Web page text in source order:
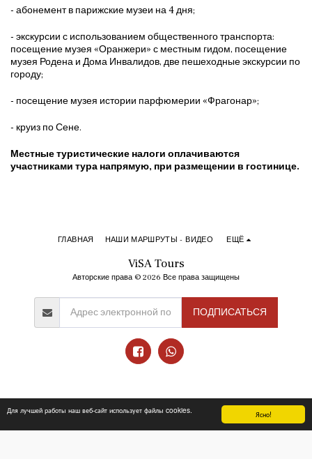
Ясно!
Для лучшей работы наш веб-сайт использует файлы cookies.
- абонемент в парижские музеи на 4 дня;
- экскурсии с использованием общественного транспорта:
посещение музея «Оранжери» с местным гидом, посещение
музея Родена и Дома Инвалидов, две пешеходные экскурсии по
городу;
- посещение музея истории парфюмерии «Фрагонар»;
- круиз по Сене.
Местные туристические налоги оплачиваются
участниками тура напрямую, при размещении в гостинице.
ViSA Tours
Авторские права © 2026 Все права защищены
ГЛАВНАЯ НАШИ МАРШРУТЫ - ВИДЕО ЕЩЁ
ПОДПИСАТЬСЯ